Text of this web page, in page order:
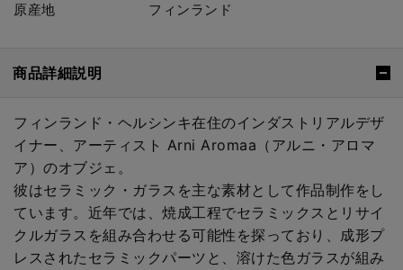
原産地
フィンランド
商品詳細説明
フィンランド・ヘルシンキ在住のインダストリアルデザ
イナー、アーティスト Arni Aromaa（アルニ・アロマ
ア）のオブジェ。
彼はセラミック・ガラスを主な素材として作品制作をし
ています。近年では、焼成工程でセラミックスとリサイ
クルガラスを組み合わせる可能性を探っており、成形プ
レスされたセラミックパーツと、溶けた色ガラスが組み